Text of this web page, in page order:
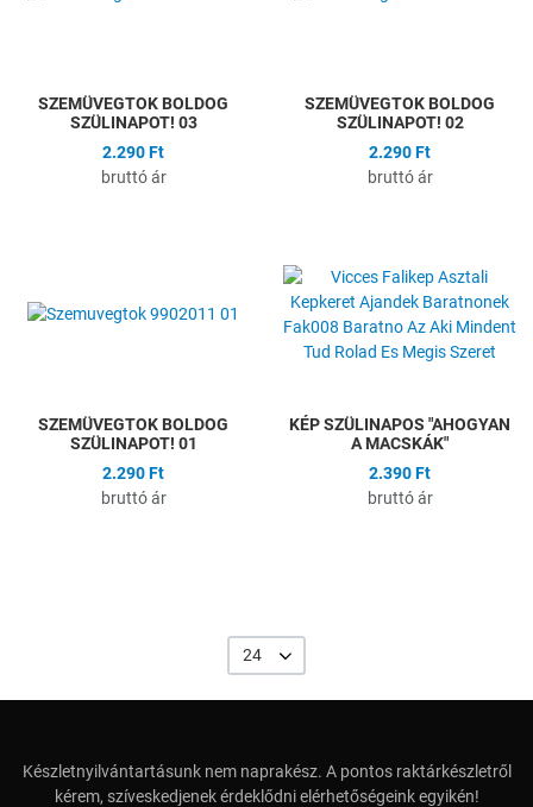
SZEMÜVEGTOK BOLDOG
SZÜLINAPOT! 03
2.290 Ft
bruttó ár
SZEMÜVEGTOK BOLDOG
SZÜLINAPOT! 02
2.290 Ft
bruttó ár
Összehasonlítás
Gyors nézet
SZEMÜVEGTOK BOLDOG
SZÜLINAPOT! 01
2.290 Ft
bruttó ár
KÉP SZÜLINAPOS "AHOGYAN
A MACSKÁK"
2.390 Ft
bruttó ár
24
Készletnyilvántartásunk nem naprakész. A pontos raktárkészletről
kérem, szíveskedjenek érdeklődni elérhetőségeink egyikén!